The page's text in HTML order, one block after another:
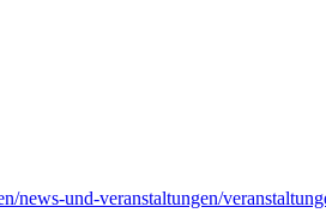
news-und-veranstaltungen/